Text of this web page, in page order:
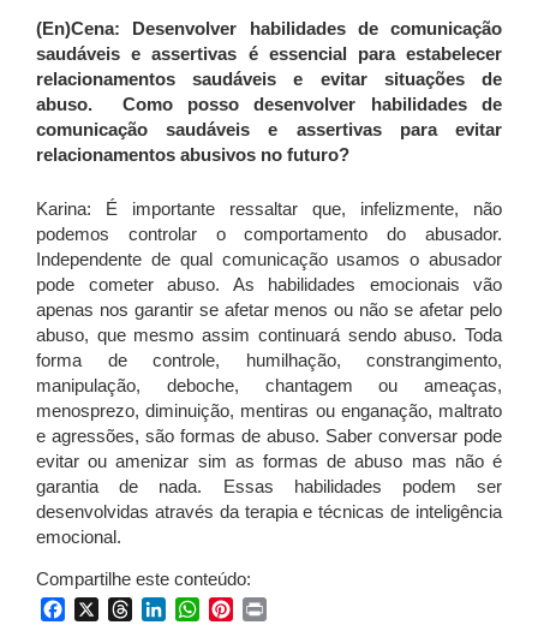
(En)Cena: Desenvolver habilidades de comunicação
saudáveis e assertivas é essencial para estabelecer
relacionamentos saudáveis e evitar situações de
abuso. Como posso desenvolver habilidades de
comunicação saudáveis e assertivas para evitar
relacionamentos abusivos no futuro?
Karina: É importante ressaltar que, infelizmente, não
podemos controlar o comportamento do abusador.
Independente de qual comunicação usamos o abusador
pode cometer abuso. As habilidades emocionais vão
apenas nos garantir se afetar menos ou não se afetar pelo
abuso, que mesmo assim continuará sendo abuso. Toda
forma de controle, humilhação, constrangimento,
manipulação, deboche, chantagem ou ameaças,
menosprezo, diminuição, mentiras ou enganação, maltrato
e agressões, são formas de abuso. Saber conversar pode
evitar ou amenizar sim as formas de abuso mas não é
garantia de nada. Essas habilidades podem ser
desenvolvidas através da terapia e técnicas de inteligência
emocional.
Compartilhe este conteúdo:
FacebookThreadsLinkedInWhatsApp
Pinterest